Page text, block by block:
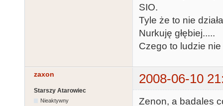
SIO.
Tyle że to nie
Nurkuję głębiej.....
Czego to ludzie
zaxon 2008-06-10
Starszy Atarowiec
Nieaktywny
Zenon, a badales